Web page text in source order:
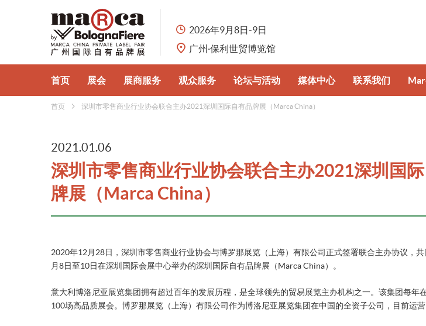
2026年9月8日-9日
广州·保利世贸博览馆
首页 展会
展会概况
认识自有品牌
主办单位
展商服务
参展申请
为何参展
观众服务
观众预登记
展馆与交通
论坛与活动
行业论坛
媒体中心
新闻资讯
下载中心
联系我们
首页 深圳市零售商业行业协会联合主办2021深圳国际自有品牌展（Marca China）
2021.01.06
深圳市零售商业行业协会联合主办2021深圳国
牌展（Marca China）
2020年12月28日，深圳市零售商业行业协会与博罗那展览（上海）有限公司正式签署联合主办协议，
月8日至10日在深圳国际会展中心举办的深圳国际自有品牌展（Marca China）。
意大利博洛尼亚展览集团拥有超过百年的发展历程，是全球领先的贸易展览主办机构之一。该集团每年
100场高品质展会。博罗那展览（上海）有限公司作为博洛尼亚展览集团在中国的全资子公司，目前运营